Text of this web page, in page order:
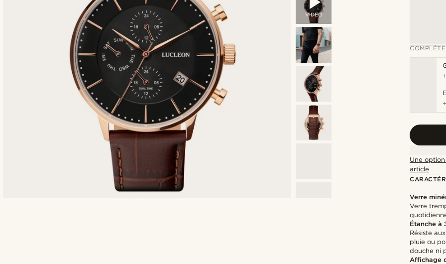
VIDEO
Une
article
Verre
Verre
Étanche à
Résiste
pluie ou
douche ni
Affichage